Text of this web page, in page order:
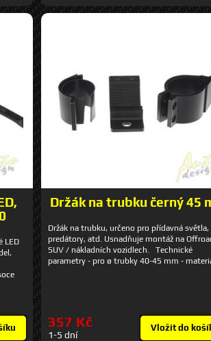
LED
Držák na trubku černý 45
Držák na trubku, určeno pro přídavná světla,
predátory, atd. Usnadňuje montáž na
SUV / nákladních vozidlech. Technické
parametry - pro ø trubky 40-45 mm -
357 Kč
1-5 dní
Vložit do